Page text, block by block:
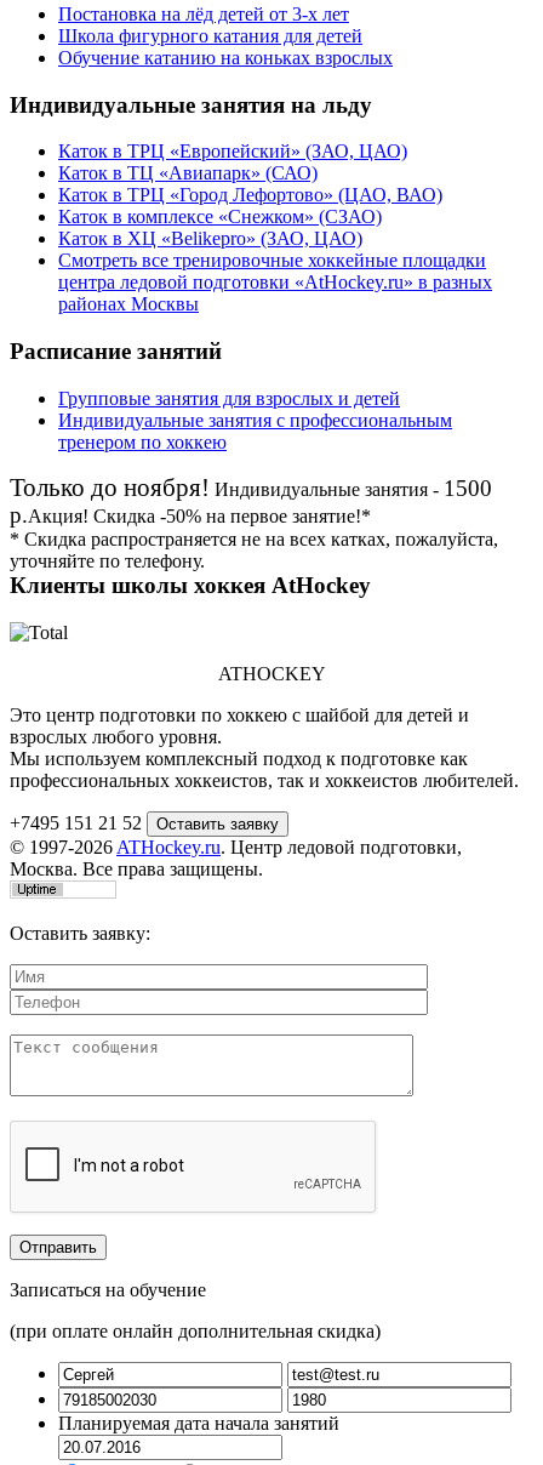
Постановка на лёд детей от 3-х лет
Школа фигурного катания для детей
Обучение катанию на коньках взрослых
Индивидуальные занятия на льду
Каток в ТРЦ «Европейский» (ЗАО, ЦАО)
Каток в ТЦ «Авиапарк» (САО)
Каток в ТРЦ «Город Лефортово» (ЦАО, ВАО)
Каток в комплексе «Снежком» (СЗАО)
Каток в ХЦ «Belikepro» (ЗАО, ЦАО)
Смотреть все тренировочные хоккейные площадки
центра ледовой подготовки «AtHockey.ru» в разных
районах Москвы
Расписание занятий
Групповые занятия для взрослых и детей
Индивидуальные занятия с профессиональным
тренером по хоккею
Только до ноября! Индивидуальные занятия - 1500
р.Акция! Скидка -50% на первое занятие!*
* Скидка распространяется не на всех катках, пожалуйста,
уточняйте по телефону.
Клиенты школы хоккея AtHockey
ATHOCKEY
Это центр подготовки по хоккею с шайбой для детей и
взрослых любого уровня.
Мы используем комплексный подход к подготовке как
профессиональных хоккеистов, так и хоккеистов любителей.
+7495 151 21 52
© 1997-2026 ATHockey.ru. Центр ледовой подготовки,
Москва. Все права защищены.
Оставить заявку:
Записаться на обучение
(при оплате онлайн дополнительная скидка)
Планируемая дата начала занятий